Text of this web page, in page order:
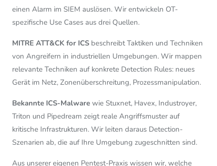
einen Alarm im SIEM auslösen. Wir entwickeln OT-
spezifische Use Cases aus drei Quellen.
MITRE ATT&CK for ICS beschreibt Taktiken und Techniken
von Angreifern in industriellen Umgebungen. Wir mappen
relevante Techniken auf konkrete Detection Rules: neues
Gerät im Netz, Zonenüberschreitung, Prozessmanipulation.
Bekannte ICS-Malware wie Stuxnet, Havex, Industroyer,
Triton und Pipedream zeigt reale Angriffsmuster auf
kritische Infrastrukturen. Wir leiten daraus Detection-
Szenarien ab, die auf Ihre Umgebung zugeschnitten sind.
Aus unserer eigenen Pentest-Praxis wissen wir, welche